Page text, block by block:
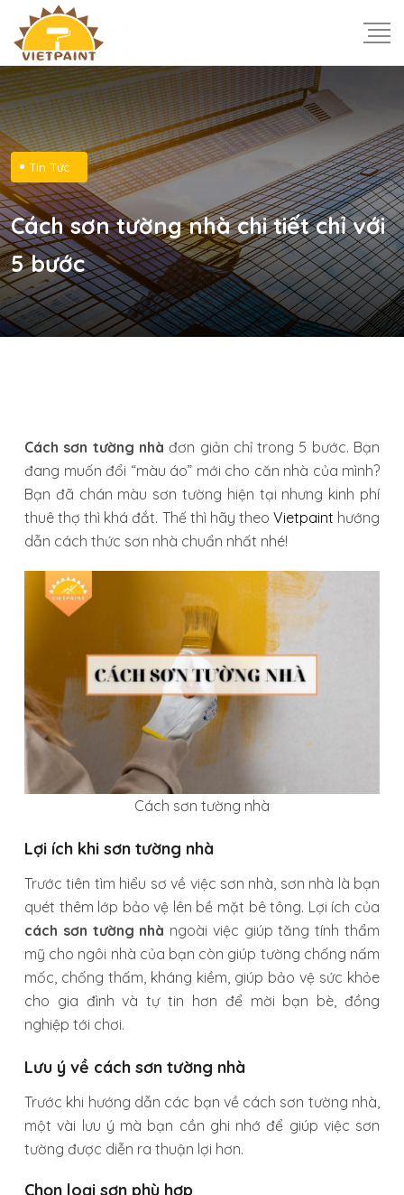
Tin Tức
Cách sơn tường nhà chi tiết chỉ với
5 bước
Cách sơn tường nhàđơn giản chỉ trong 5 bước. Bạn
đang muốn đổi “màu áo” mới cho căn nhà của mình?
Bạn đã chán màu sơn tường hiện tại nhưng kinh phí
thuê thợ thì khá đắt. Thế thì hãy theo Vietpaint hướng
dẫn cách thức sơn nhà chuẩn nhất nhé!
Cách sơn tường nhà
Lợi ích khi sơn tường nhà
Trước tiên tìm hiểu sơ về việc sơn nhà, sơn nhà là bạn
quét thêm lớp bảo vệ lên bề mặt bê tông. Lợi ích của
cách sơn tường nhà ngoài việc giúp tăng tính thẩm
mỹ cho ngôi nhà của bạn còn giúp tường chống nấm
mốc, chống thấm, kháng kiềm, giúp bảo vệ sức khỏe
cho gia đình và tự tin hơn để mời bạn bè, đồng
nghiệp tới chơi.
Lưu ý về cách sơn tường nhà
Trước khi hướng dẫn các bạn về cách sơn tường nhà,
một vài lưu ý mà bạn cần ghi nhớ để giúp việc sơn
tường được diễn ra thuận lợi hơn.
Chọn loại sơn phù hợp